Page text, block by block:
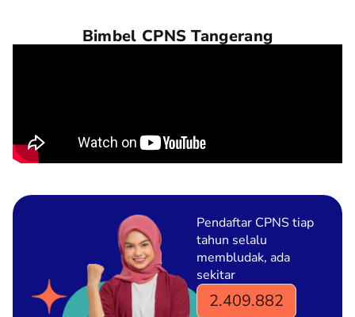
Bimbel CPNS Tangerang
Pendaftar CPNS tiap
tahun selalu
membludak, ada
sekitar
2.409.882